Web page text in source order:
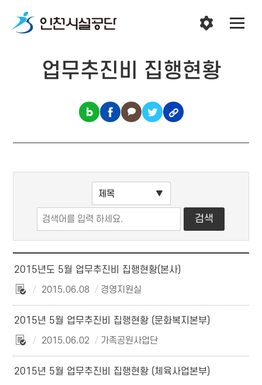
업무추진비 집행현황
2015년도 5월 업무추진비 집행현황(본사)
2015.06.08
경영지원실
2015년 5월 업무추진비 집행현황 (문화복지본부)
2015.06.02
가족공원사업단
2015년 5월 업무추진비 집행현황 (체육사업본부)